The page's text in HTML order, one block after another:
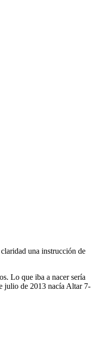
una instrucción de
Lo que iba a nacer sería
julio de 2013 nacía Altar 7-